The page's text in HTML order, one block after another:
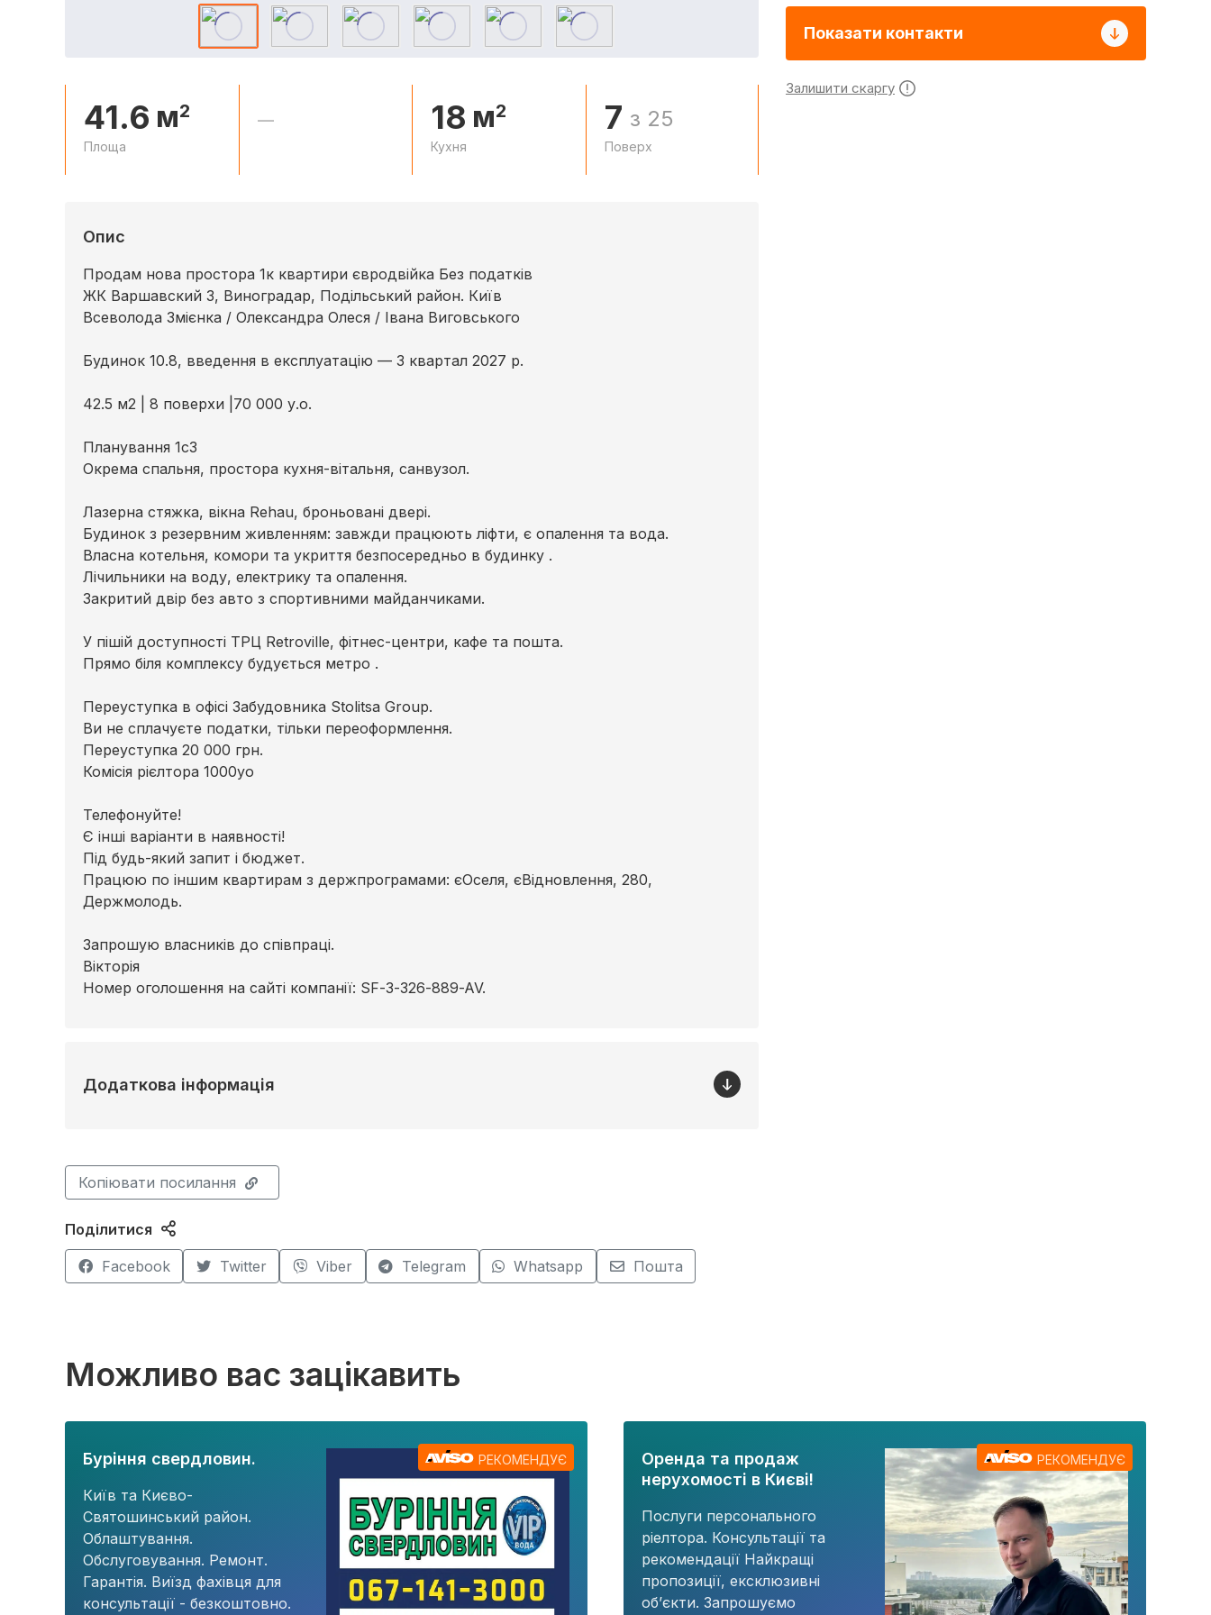
41.6 м2
Площа
— 18 м2
Кухня
7 з 25
Поверх
Опис
Продам нова простора 1к квартири євродвійка Без податків
ЖК Варшавский 3, Виноградар, Подільський район. Київ
Всеволода Змієнка / Олександра Олеся / Івана Виговського
Будинок 10.8, введення в експлуатацію — 3 квартал 2027 р.
42.5 м2 | 8 поверхи |70 000 у.о.
Планування 1с3
Окрема спальня, простора кухня-вітальня, санвузол.
Лазерна стяжка, вікна Rehau, броньовані двері.
Будинок з резервним живленням: завжди працюють ліфти, є опалення та вода.
Власна котельня, комори та укриття безпосередньо в будинку .
Лічильники на воду, електрику та опалення.
Закритий двір без авто з спортивними майданчиками.
У пішій доступності ТРЦ Retroville, фітнес-центри, кафе та пошта.
Прямо біля комплексу будується метро .
Переуступка в офісі Забудовника Stolitsa Group.
Ви не сплачуєте податки, тільки переоформлення.
Переуступка 20 000 грн.
Комісія рієлтора 1000уо
Телефонуйте!
Є інші варіанти в наявності!
Під будь-який запит і бюджет.
Працюю по іншим квартирам з держпрограмами: єОселя, єВідновлення, 280,
Держмолодь.
Запрошую власників до співпраці.
Вікторія
Номер оголошення на сайті компанії: SF-3-326-889-AV.
Додаткова інформація
Копіювати посилання
Поділитися
Facebook Twitter Viber Telegram Whatsapp Пошта
Показати контакти
Залишити скаргу
Можливо вас зацікавить
Буріння свердловин.
Київ та Києво-
Святошинський район.
Облаштування.
Обслуговування. Ремонт.
Гарантія. Виїзд фахівця для
консультації - безкоштовно.
РЕКОМЕНДУЄ
Оренда та продаж
нерухомості в Києві!
Послуги персонального
ріелтора. Консультації та
рекомендації Найкращі
пропозиції, ексклюзивні
об’єкти. Запрошуємо
РЕКОМЕНДУЄ